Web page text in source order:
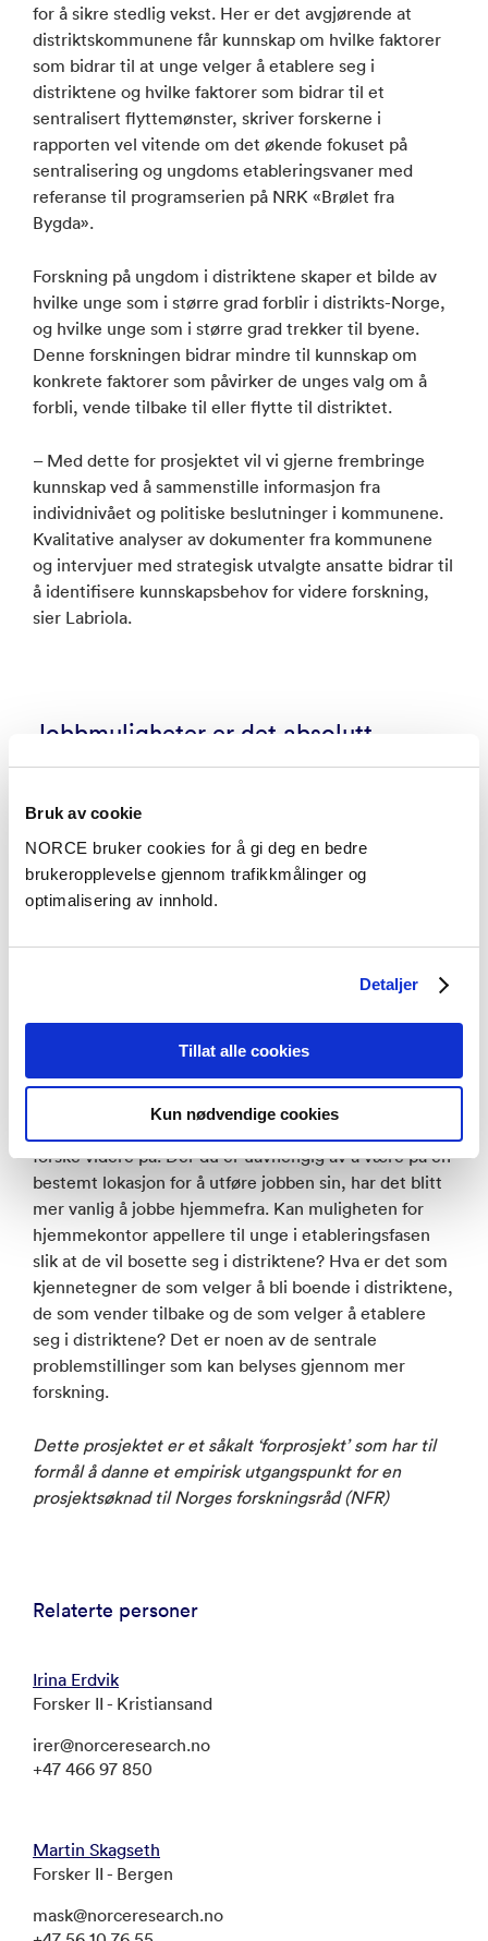
Bruk av cookie
NORCE bruker cookies for å gi deg en bedre
brukeropplevelse gjennom trafikkmålinger og
optimalisering av innhold.
Detaljer
Tillat alle cookies
Kun nødvendige cookies
for å sikre stedlig vekst. Her er det avgjørende at
distriktskommunene får kunnskap om hvilke faktorer
som bidrar til at unge velger å etablere seg i
distriktene og hvilke faktorer som bidrar til et
sentralisert flyttemønster, skriver forskerne i
rapporten vel vitende om det økende fokuset på
sentralisering og ungdoms etableringsvaner med
referanse til programserien på NRK «Brølet fra
Bygda».
Forskning på ungdom i distriktene skaper et bilde av
hvilke unge som i større grad forblir i distrikts-Norge,
og hvilke unge som i større grad trekker til byene.
Denne forskningen bidrar mindre til kunnskap om
konkrete faktorer som påvirker de unges valg om å
forbli, vende tilbake til eller flytte til distriktet.
– Med dette for prosjektet vil vi gjerne frembringe
kunnskap ved å sammenstille informasjon fra
individnivået og politiske beslutninger i kommunene.
Kvalitative analyser av dokumenter fra kommunene
og intervjuer med strategisk utvalgte ansatte bidrar til
å identifisere kunnskapsbehov for videre forskning,
sier Labriola.
Jobbmuligheter er det absolutt
viktigste
I prosjektet har de utenom å analysere dokumenter,
intervjuet 4-6 ansatte i hver av de tre kommunene
samt totalt 14 innbyggere. Dermed har de undersøkt
utfordringene både fra kommunens og de unges
viktigste for unges motivasjon for å bo i distriktene.
Andre viktige faktorer er tilgjengelighet på bolig,
økonomiske tilskuddsordninger og nærhet til naturen.
Forskerne påpeker dessuten at korona-pandemien har
gitt nye trender som det kan være interessant å
forske videre på. Der du er uavhengig av å være på en
bestemt lokasjon for å utføre jobben sin, har det blitt
mer vanlig å jobbe hjemmefra. Kan muligheten for
hjemmekontor appellere til unge i etableringsfasen
slik at de vil bosette seg i distriktene? Hva er det som
kjennetegner de som velger å bli boende i distriktene,
de som vender tilbake og de som velger å etablere
seg i distriktene? Det er noen av de sentrale
problemstillinger som kan belyses gjennom mer
forskning.
Dette prosjektet er et såkalt ‘forprosjekt’ som har til
formål å danne et empirisk utgangspunkt for en
prosjektsøknad til Norges forskningsråd (NFR)
Relaterte personer
Irina Erdvik
Forsker II - Kristiansand
irer@norceresearch.no
+47 466 97 850
Martin Skagseth
Forsker II - Bergen
mask@norceresearch.no